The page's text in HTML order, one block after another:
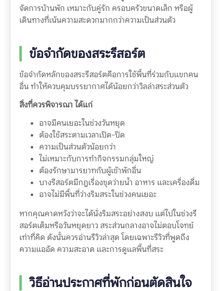
จัดการบ้านพัก เหมาะกับคู่รัก ครอบครัวขนาดเล็ก หรือผู้
เดินทางที่เน้นความสะดวกมากกว่าความเป็นส่วนตัว
ข้อจำกัดของสระรีสอร์ต
ข้อจำกัดหลักของสระรีสอร์ตคือการใช้พื้นที่ร่วมกับแขกคน
อื่น ทำให้ควบคุมบรรยากาศได้น้อยกว่าวิลล่าสระส่วนตัว
สิ่งที่ควรพิจารณา ได้แก่
อาจมีคนเยอะในช่วงวันหยุด
ต้องใช้สระตามเวลาเปิด-ปิด
ความเป็นส่วนตัวน้อยกว่า
ไม่เหมาะกับการทำกิจกรรมกลุ่มใหญ่
ต้องรักษามารยาทกับผู้เข้าพักอื่น
บางรีสอร์ตมีกฎเรื่องชุดว่ายน้ำ อาหาร และเครื่องดื่ม
อาจไม่มีพื้นที่ว่างริมสระในช่วงคนเยอะ
หากคุณคาดหวังว่าจะได้นั่งริมสระอย่างสงบ แต่ไปในช่วงรี
สอร์ตเต็มหรือวันหยุดยาว สระส่วนกลางอาจไม่ตอบโจทย์
เท่าที่คิด ดังนั้นควรอ่านรีวิวล่าสุด โดยเฉพาะรีวิวที่พูดถึง
ความแออัด ความสะอาด และการดูแลพื้นที่สระ
วิธีอ่านประกาศที่พักก่อนตัดสินใจ